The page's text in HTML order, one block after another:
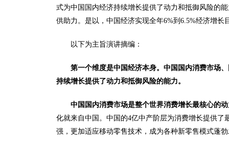
式为中国国内经济持续增长提供了动力和抵御风险的
供助力。是以，中国经济实现全年6%到6.5%经济增长
以下为主旨演讲摘编：
第一个维度是中国经济本身。中国国内消费市场
持续增长提供了动力和抵御风险的能力。
中国国内消费市场是整个世界消费增长最核心的
化就来自中国。中国的4亿中产阶层为消费增长提供
强，更加适应移动零售技术，成为各种新零售模式蓬